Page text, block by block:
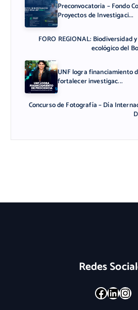
Preconvocatoria – Fondo
Proyectos de Investigaci...
FORO REGIONAL: Biodiversidad
ecológico del
UNF logra financiamiento
fortalecer investigac...
Concurso de Fotografía – Día
Redes
Facebook LinkedIn Instagram